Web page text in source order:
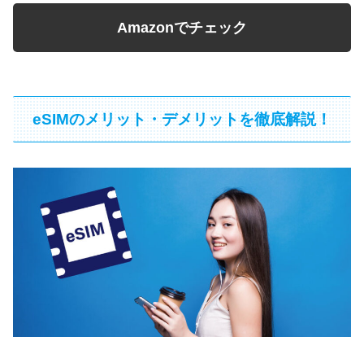
Amazonでチェック
eSIMのメリット・デメリットを徹底解説！